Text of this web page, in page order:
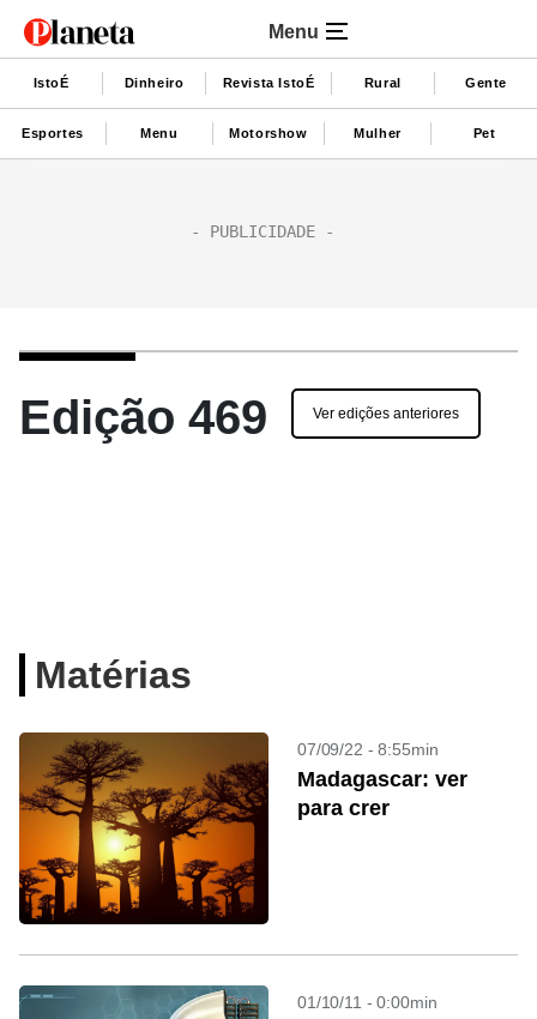
Menu
IstoÉ Dinheiro Revista IstoÉ Rural Gente
Esportes Menu Motorshow Mulher Pet
Edição 469 Ver edições anteriores
Matérias
07/09/22 - 8:55min
Madagascar: ver
para crer
01/10/11 - 0:00min